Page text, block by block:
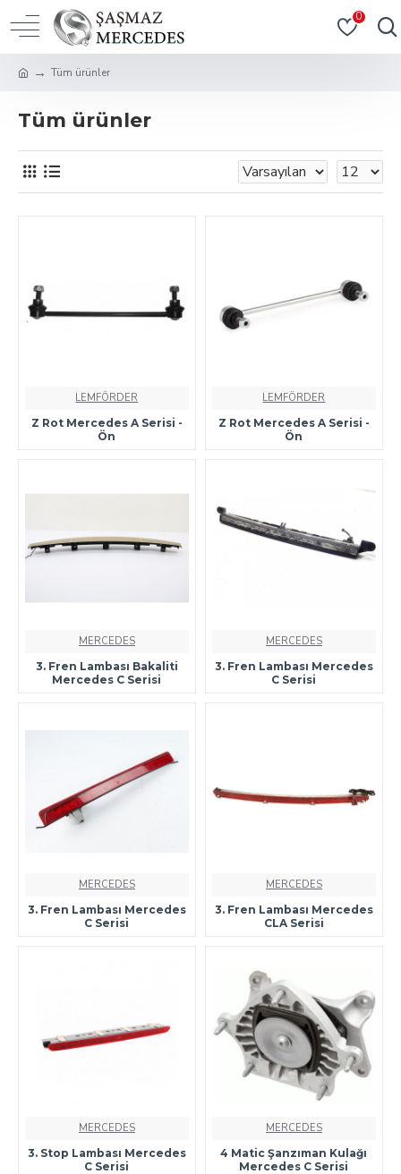
0
Tüm ürünler
Tüm ürünler
LEMFÖRDER
Z Rot Mercedes A Serisi -
Ön
LEMFÖRDER
Z Rot Mercedes A Serisi -
Ön
MERCEDES
3. Fren Lambası Bakaliti
Mercedes C Serisi
MERCEDES
3. Fren Lambası Mercedes
C Serisi
MERCEDES
3. Fren Lambası Mercedes
C Serisi
MERCEDES
3. Fren Lambası Mercedes
CLA Serisi
MERCEDES
3. Stop Lambası Mercedes
C Serisi
MERCEDES
4 Matic Şanzıman Kulağı
Mercedes C Serisi